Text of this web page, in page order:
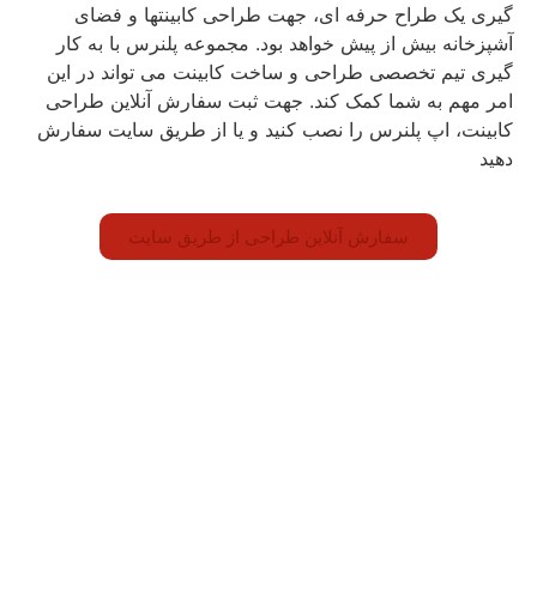
گیری یک طراح حرفه ای، جهت طراحی کابینتها و فضای
آشپزخانه بیش از پیش خواهد بود. مجموعه پلنرس با به کار
گیری تیم تخصصی طراحی و ساخت کابینت می تواند در این
امر مهم به شما کمک کند. جهت ثبت سفارش آنلاین طراحی
کابینت، اپ پلنرس را نصب کنید و یا از طریق سایت سفارش
دهید
سفارش آنلاین طراحی از طریق سایت